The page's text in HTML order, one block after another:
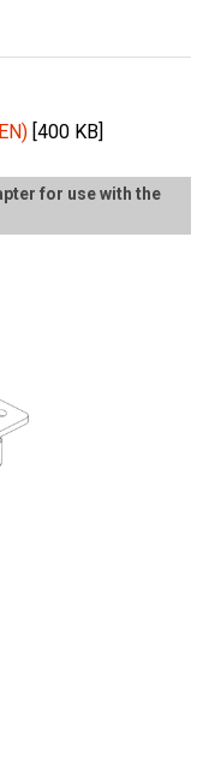
[400 KB]
for use with the